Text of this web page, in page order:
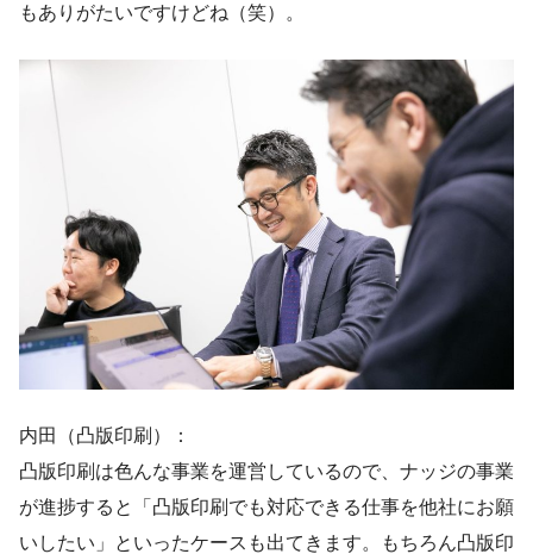
もありがたいですけどね（笑）。
内田（凸版印刷）：
凸版印刷は色んな事業を運営しているので、ナッジの事業
が進捗すると「凸版印刷でも対応できる仕事を他社にお願
いしたい」といったケースも出てきます。もちろん凸版印